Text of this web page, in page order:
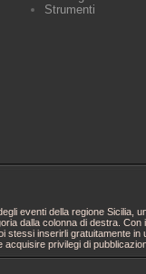
Strumenti
eventi della regione
dalla colonna di destra.
stessi inserirli gratuitamente
acquisire privilegi di